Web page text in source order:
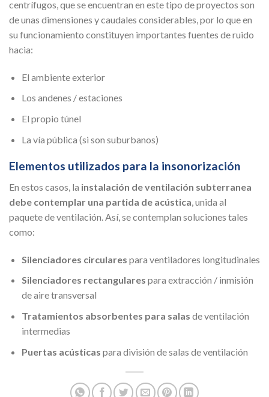
centrífugos, que se encuentran en este tipo de proyectos son
de unas dimensiones y caudales considerables, por lo que en
su funcionamiento constituyen importantes fuentes de ruido
hacia:
El ambiente exterior
Los andenes / estaciones
El propio túnel
La vía pública (si son suburbanos)
Elementos utilizados para la insonorización
En estos casos, la instalación de ventilación subterranea
debe contemplar una partida de acústica, unida al
paquete de ventilación. Así, se contemplan soluciones tales
como:
Silenciadores circulares para ventiladores longitudinales
Silenciadores rectangulares para extracción / inmisión
de aire transversal
Tratamientos absorbentes para salas de ventilación
intermedias
Puertas acústicas para división de salas de ventilación